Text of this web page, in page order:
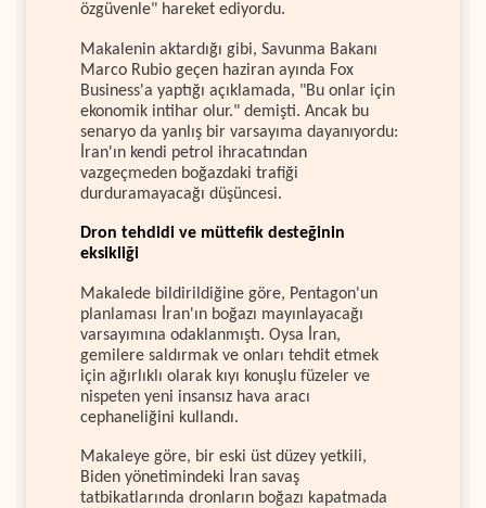
özgüvenle" hareket ediyordu.
Makalenin aktardığı gibi, Savunma Bakanı
Marco Rubio geçen haziran ayında Fox
Business'a yaptığı açıklamada, "Bu onlar için
ekonomik intihar olur." demişti. Ancak bu
senaryo da yanlış bir varsayıma dayanıyordu:
İran'ın kendi petrol ihracatından
vazgeçmeden boğazdaki trafiği
durduramayacağı düşüncesi.
Dron tehdidi ve müttefik desteğinin
eksikliği
Makalede bildirildiğine göre, Pentagon'un
planlaması İran'ın boğazı mayınlayacağı
varsayımına odaklanmıştı. Oysa İran,
gemilere saldırmak ve onları tehdit etmek
için ağırlıklı olarak kıyı konuşlu füzeler ve
nispeten yeni insansız hava aracı
cephaneliğini kullandı.
Makaleye göre, bir eski üst düzey yetkili,
Biden yönetimindeki İran savaş
tatbikatlarında dronların boğazı kapatmada